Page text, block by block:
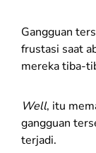
Gangguan
frustasi saat
mereka tiba-
Well, itu
gangguan
terjadi.